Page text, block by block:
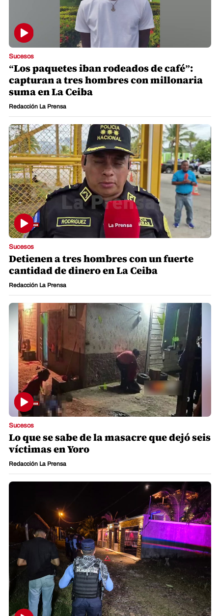
Sucesos
“Los paquetes iban rodeados de café”:
capturan a tres hombres con millonaria
suma en La Ceiba
Redacción La Prensa
Sucesos
Detienen a tres hombres con un fuerte
cantidad de dinero en La Ceiba
Redacción La Prensa
Sucesos
Lo que se sabe de la masacre que dejó seis
víctimas en Yoro
Redacción La Prensa